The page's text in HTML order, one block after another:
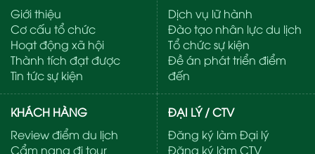
Giới thiệu
Cơ cấu tổ chức
Hoạt động xã hội
Thành tích đạt được
Tin tức sự kiện
Dịch vụ lữ hành
Đào tạo nhân lực du lịch
Tổ chức sự kiện
Đề án phát triển điểm
đến
KHÁCH HÀNG
Review điểm du lịch
Cẩm nang đi tour
ĐẠI LÝ / CTV
Đăng ký làm Đại lý
Đăng ký làm CTV